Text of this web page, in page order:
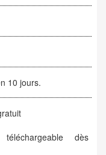
10 jours.
dès